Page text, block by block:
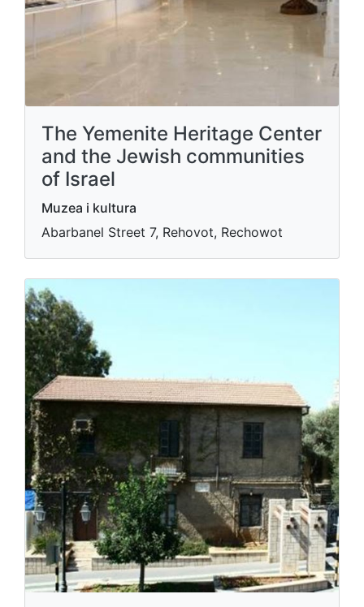
The Yemenite Heritage Center
and the Jewish communities
of Israel
Muzea i kultura
Abarbanel Street 7, Rehovot, Rechowot